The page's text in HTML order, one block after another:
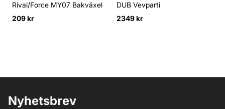
Rival/Force MY07 Bakväxel
209 kr
DUB Vevparti
2349 kr
Nyhetsbrev